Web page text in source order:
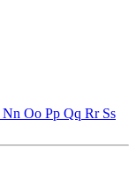
Nn Oo Pp Qq Rr Ss